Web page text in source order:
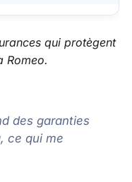
qui protègent
Romeo.
des garanties
ce qui me